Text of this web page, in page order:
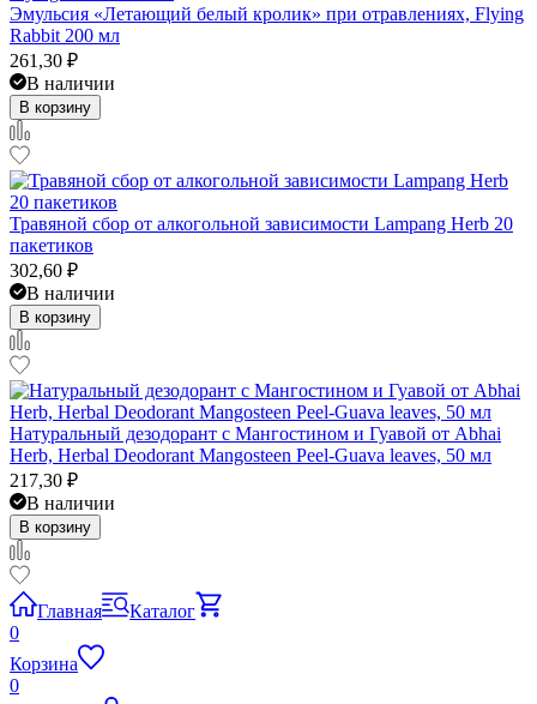
Эмульсия «Летающий белый кролик» при отравлениях, Flying
Rabbit 200 мл
261,30 ₽
В наличии
В корзину
Травяной сбор от алкогольной зависимости Lampang Herb 20
пакетиков
302,60 ₽
В наличии
В корзину
Натуральный дезодорант с Мангостином и Гуавой от Abhai
Herb, Herbal Deodorant Mangosteen Peel-Guava leaves, 50 мл
217,30 ₽
В наличии
В корзину
Главная
Каталог
0
Корзина
0